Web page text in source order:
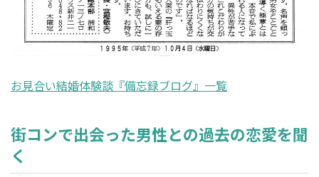
お見合い結婚体験談『備忘録ブログ』一覧
街コンで出会った男性との過去の恋愛を聞
く